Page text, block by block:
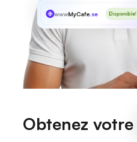
wwwMyCafe.se Disponible!
Obtenez votre